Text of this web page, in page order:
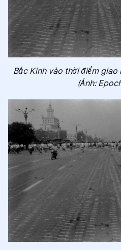
Bắc Kinh vào thời điểm giao
(Ảnh: